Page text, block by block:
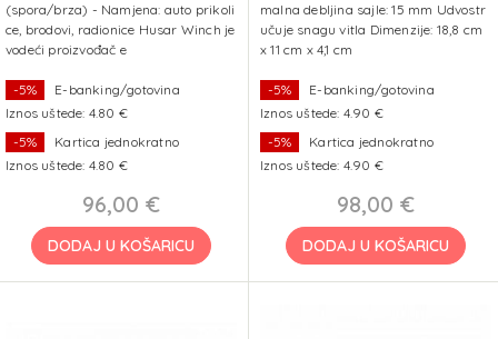
(spora/brza) - Namjena: auto prikoli
ce, brodovi, radionice Husar Winch je
vodeći proizvođač e
-5%
E-banking/gotovina
Iznos uštede: 4.80 €
-5%
Kartica jednokratno
Iznos uštede: 4.80 €
96,00 €
DODAJ U KOŠARICU
malna debljina sajle: 15 mm Udvostr
učuje snagu vitla Dimenzije: 18,8 cm
x 11 cm x 4,1 cm
-5%
E-banking/gotovina
Iznos uštede: 4.90 €
-5%
Kartica jednokratno
Iznos uštede: 4.90 €
98,00 €
DODAJ U KOŠARICU